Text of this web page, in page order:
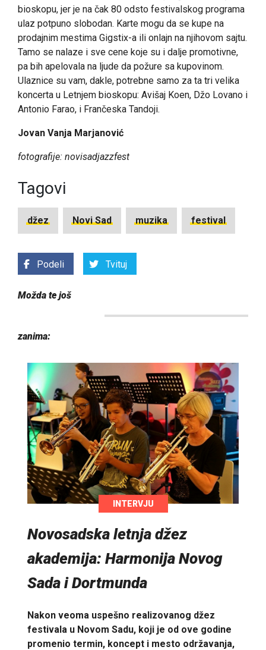
bioskopu, jer je na čak 80 odsto festivalskog programa
ulaz potpuno slobodan. Karte mogu da se kupe na
prodajnim mestima Gigstix-a ili onlajn na njihovom sajtu.
Tamo se nalaze i sve cene koje su i dalje promotivne,
pa bih apelovala na ljude da požure sa kupovinom.
Ulaznice su vam, dakle, potrebne samo za ta tri velika
koncerta u Letnjem bioskopu: Avišaj Koen, Džo Lovano i
Antonio Farao, i Frančeska Tandoji.
Jovan Vanja Marjanović
fotografije: novisadjazzfest
Tagovi
džez Novi Sad muzika festival
Podeli Tvituj
Možda te još
zanima:
INTERVJU
Novosadska letnja džez
akademija: Harmonija Novog
Sada i Dortmunda
Nakon veoma uspešno realizovanog džez
festivala u Novom Sadu, koji je od ove godine
promenio termin, koncept i mesto održavanja,